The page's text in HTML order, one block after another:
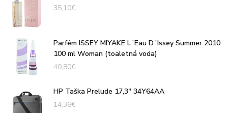
35,10€
Parfém ISSEY MIYAKE L´Eau D´Issey Summer 2010
100 ml Woman (toaletná voda)
40,80€
HP Taška Prelude 17,3" 34Y64AA
14,36€